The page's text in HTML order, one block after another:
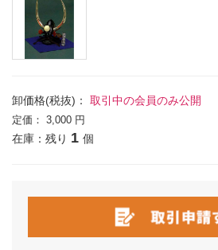
卸価格(税抜)： 取引中の会員のみ公開
定価： 3,000 円
在庫：残り 1 個